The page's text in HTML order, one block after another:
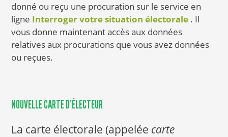
donné ou reçu une procuration sur le service en
ligne Interroger votre situation électorale. Il
vous donne maintenant accès aux données
relatives aux procurations que vous avez données
ou reçues.
NOUVELLE CARTE D'ÉLECTEUR
La carte électorale (appelée carte